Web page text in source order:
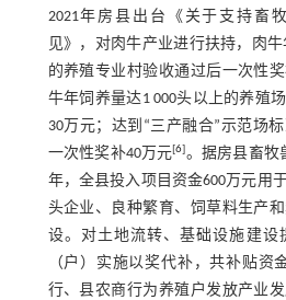
2021年房县出台《关于支持畜
见》，对肉牛产业进行扶持，肉
的养殖专业村验收通过后一次性
牛年饲养量达1 000头以上的养殖
30万元；达到“三产融合”示范场
一次性奖补40万元[6]。据房县畜牧
年，全县投入项目资金600万元用
头企业、良种繁育、饲草料生产
设。对土地流转、基础设施建设
（户）实施以奖代补，共补贴资
行、县农商行为养殖户发放产业